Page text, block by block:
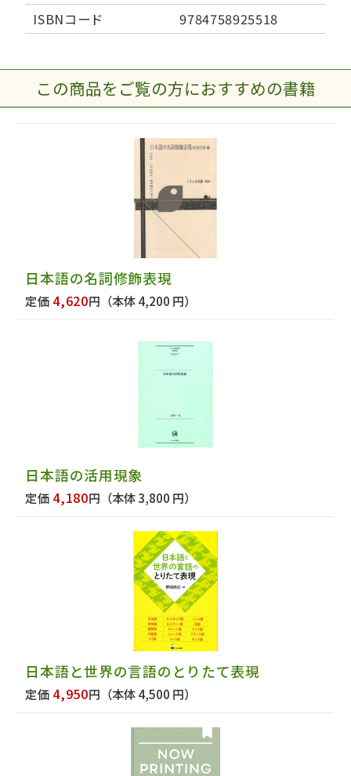
ISBNコード
9784758925518
この商品をご覧の方におすすめの書籍
日本語の名詞修飾表現
定価 4,620円 （本体 4,200 円）
日本語の活用現象
定価 4,180円 （本体 3,800 円）
日本語と世界の言語のとりたて表現
定価 4,950円 （本体 4,500 円）